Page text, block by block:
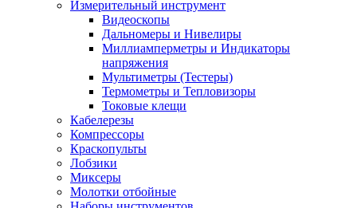
Измерительный инструмент
Видеоскопы
Дальномеры и Нивелиры
Миллиамперметры и Индикаторы
напряжения
Мультиметры (Тестеры)
Термометры и Тепловизоры
Токовые клещи
Кабелерезы
Компрессоры
Краскопульты
Лобзики
Миксеры
Молотки отбойные